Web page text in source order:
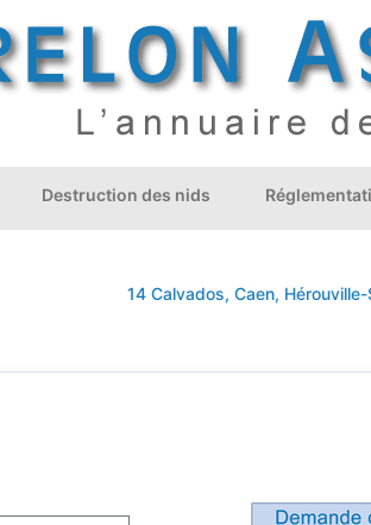
Destruction des nids
14 Calvados, Caen, Hérouville-St-